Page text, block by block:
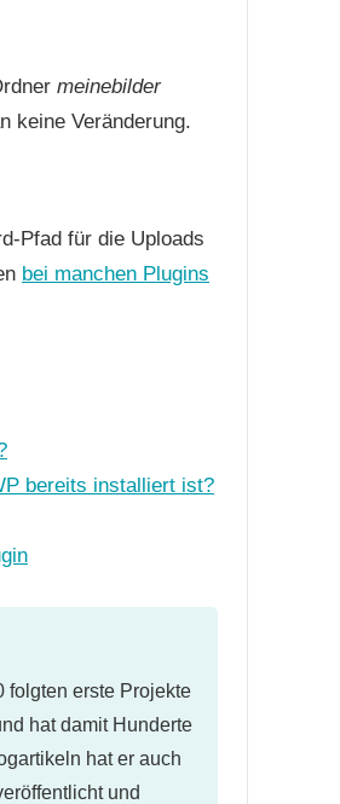
meinebilder
keine Veränderung.
Pfad für die Uploads
bei manchen Plugins
bereits installiert ist?
folgten erste Projekte
hat damit Hunderte
hat er auch
und